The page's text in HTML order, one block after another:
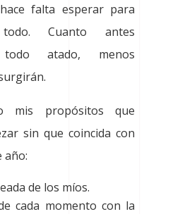
falta esperar para
Cuanto antes
todo atado, menos
mis propósitos que
sin que coincida con
año:
de los míos.
cada momento con la